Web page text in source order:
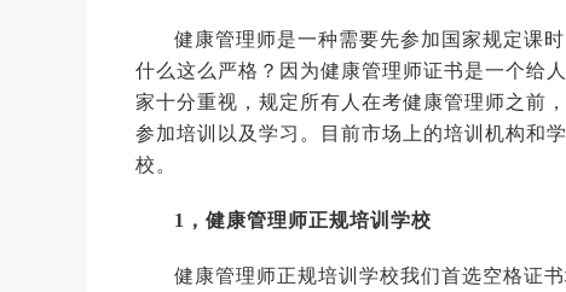
健康管理师是一种需要先参加国家规定课
什么这么严格？因为健康管理师证书是一个给
家十分重视，规定所有人在考健康管理师之前
参加培训以及学习。目前市场上的培训机构和
校。
1，健康管理师正规培训学校
健康管理师正规培训学校我们首选空格证